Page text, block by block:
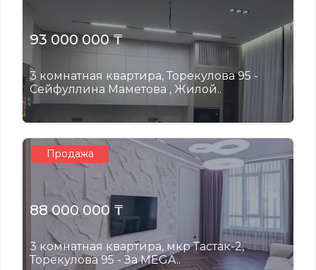
93 000 000 ₸
3 комнатная квартира, Торекулова 95 -
Сейфуллина Маметова , Жилой..
Продажа
88 000 000 ₸
3 комнатная квартира, мкр Тастак-2,
Торекулова 95 - За MEGA..